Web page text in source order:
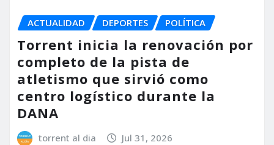
ACTUALIDAD DEPORTES POLÍTICA
Torrent inicia la renovación por
completo de la pista de
atletismo que sirvió como
centro logístico durante la
DANA
torrent al dia Jul 31, 2026